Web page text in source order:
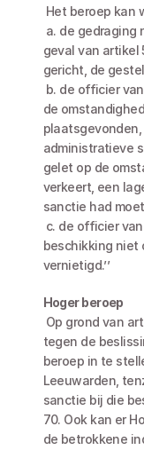
Het beroep kan
geval van artikel
gericht, de
de
administratieve
gelet op de
verkeert, een
sanctie had
beschikking niet
vernietigd.’’
Hoger beroep
tegen de
beroep in te
Leeuwarden,
sanctie bij die
70. Ook kan er
de betrokkene